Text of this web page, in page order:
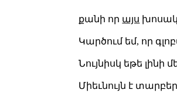
քանի որ այս
Կարծում եմ, որ
Նույնիսկ եթե լինի
Միեւնույն է